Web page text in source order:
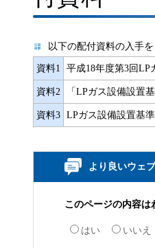
以下の配付資料の入手
資料1 平成18年度第3回LP
資料2 「LPガス設備設置
資料3 LPガス設備設置基
より良いウェ
このページの内容は
はい いいえ